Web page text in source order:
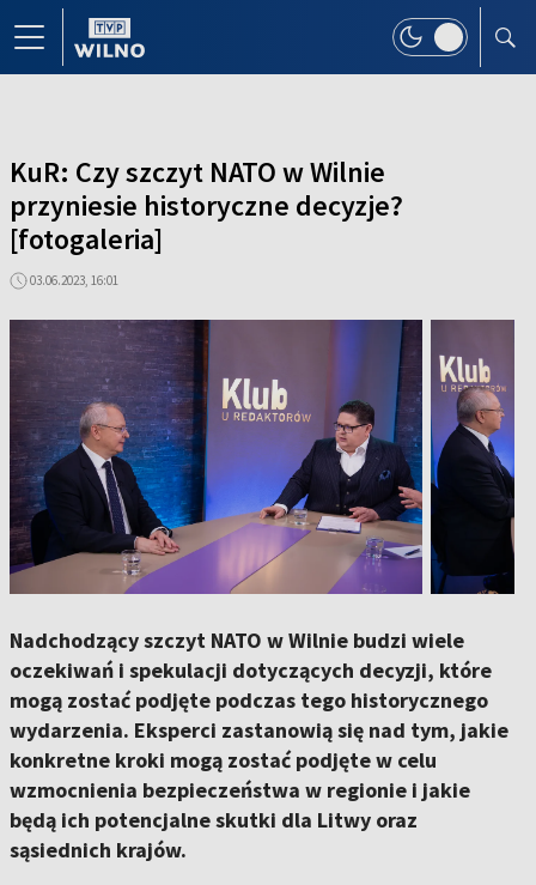
KuR: Czy szczyt NATO w Wilnie
przyniesie historyczne decyzje?
[fotogaleria]
03.06.2023, 16:01
Nadchodzący szczyt NATO w Wilnie budzi wiele
oczekiwań i spekulacji dotyczących decyzji, które
mogą zostać podjęte podczas tego historycznego
wydarzenia. Eksperci zastanowią się nad tym, jakie
konkretne kroki mogą zostać podjęte w celu
wzmocnienia bezpieczeństwa w regionie i jakie
będą ich potencjalne skutki dla Litwy oraz
sąsiednich krajów.